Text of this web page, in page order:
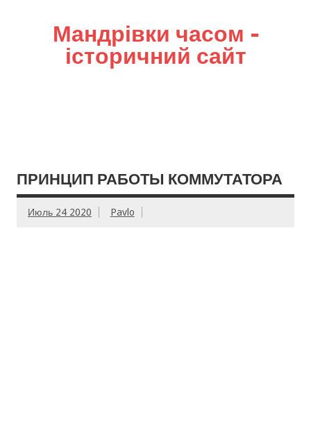
Мандрівки часом –
історичний сайт
ПРИНЦИП РАБОТЫ КОММУТАТОРА
Июль 24 2020 Pavlo